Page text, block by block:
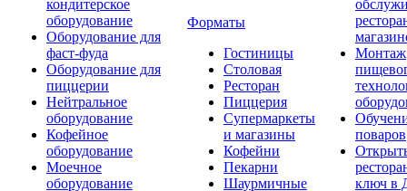
кондитерское
оборудование
Оборудование для
фаст-фуда
Оборудование для
пиццерии
Нейтральное
оборудование
Кофейное
оборудование
Моечное
оборудование
Форматы
Гостиницы
Столовая
Ресторан
Пиццерия
Супермаркеты
и магазины
Кофейни
Пекарни
Шаурмичные
Монтаж
поваров
ключ в